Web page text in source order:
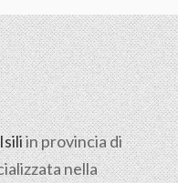
Isiliin provincia di
nella